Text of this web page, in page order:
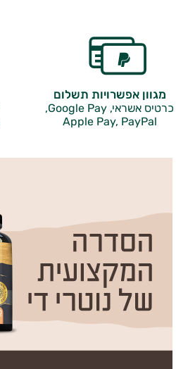
מגוון אפשרויות תשלום
כרטיס אשראי, Google Pay,
Apple Pay, PayPal